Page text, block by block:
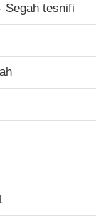
Segah tesnifi